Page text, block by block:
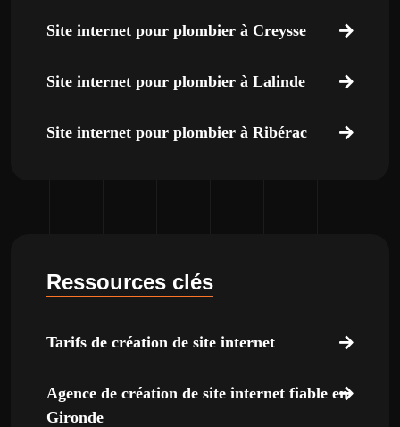
Site internet pour plombier à Creysse
Site internet pour plombier à Lalinde
Site internet pour plombier à Ribérac
Ressources clés
Tarifs de création de site internet
Agence de création de site internet fiable en
Gironde